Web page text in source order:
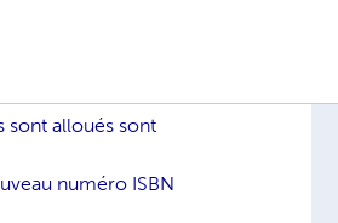
sont alloués sont
numéro ISBN